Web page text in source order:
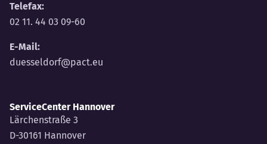
Telefax:
02 11. 44 03 09-60
E-Mail:
duesseldorf@pact.eu
ServiceCenter Hannover
Lärchenstraße 3
D-30161 Hannover